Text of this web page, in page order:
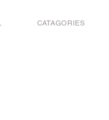
CATAGORIES